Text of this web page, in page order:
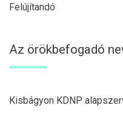
Felújítandó
Az örökbefogadó
Kisbágyon KDNP